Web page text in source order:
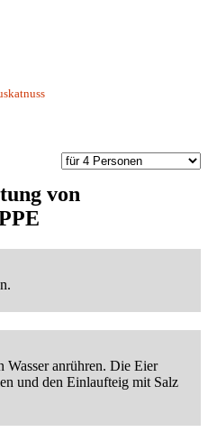
von
Wasser anrühren. Die Eier
und den Einlaufteig mit Salz